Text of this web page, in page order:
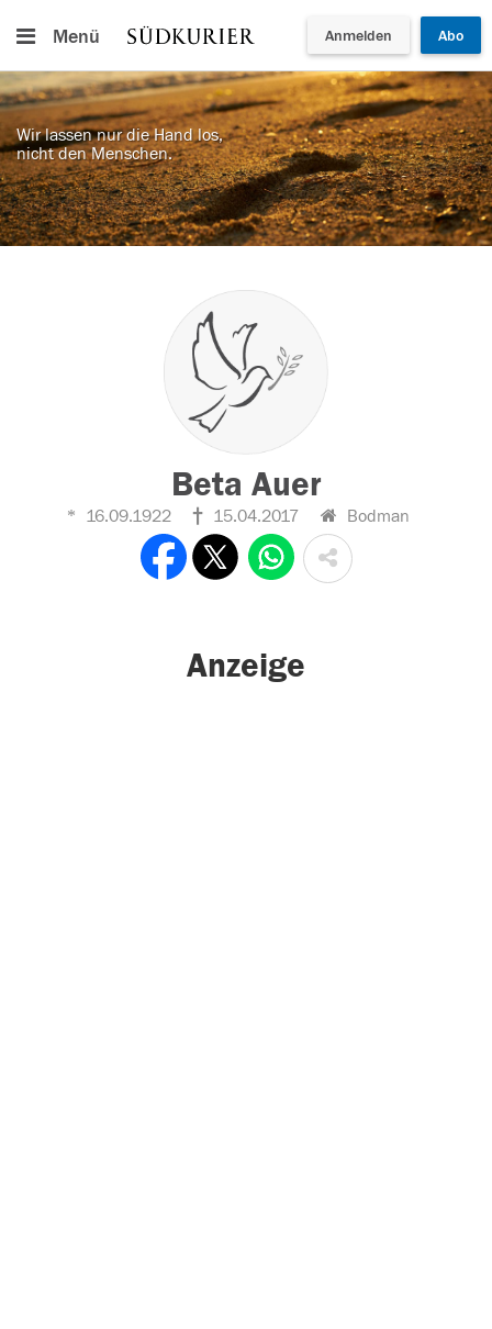
Menü Anmelden Abo
Wir lassen nur die Hand los,
nicht den Menschen.
Beta Auer
16.09.1922 15.04.2017 Bodman
Anzeige